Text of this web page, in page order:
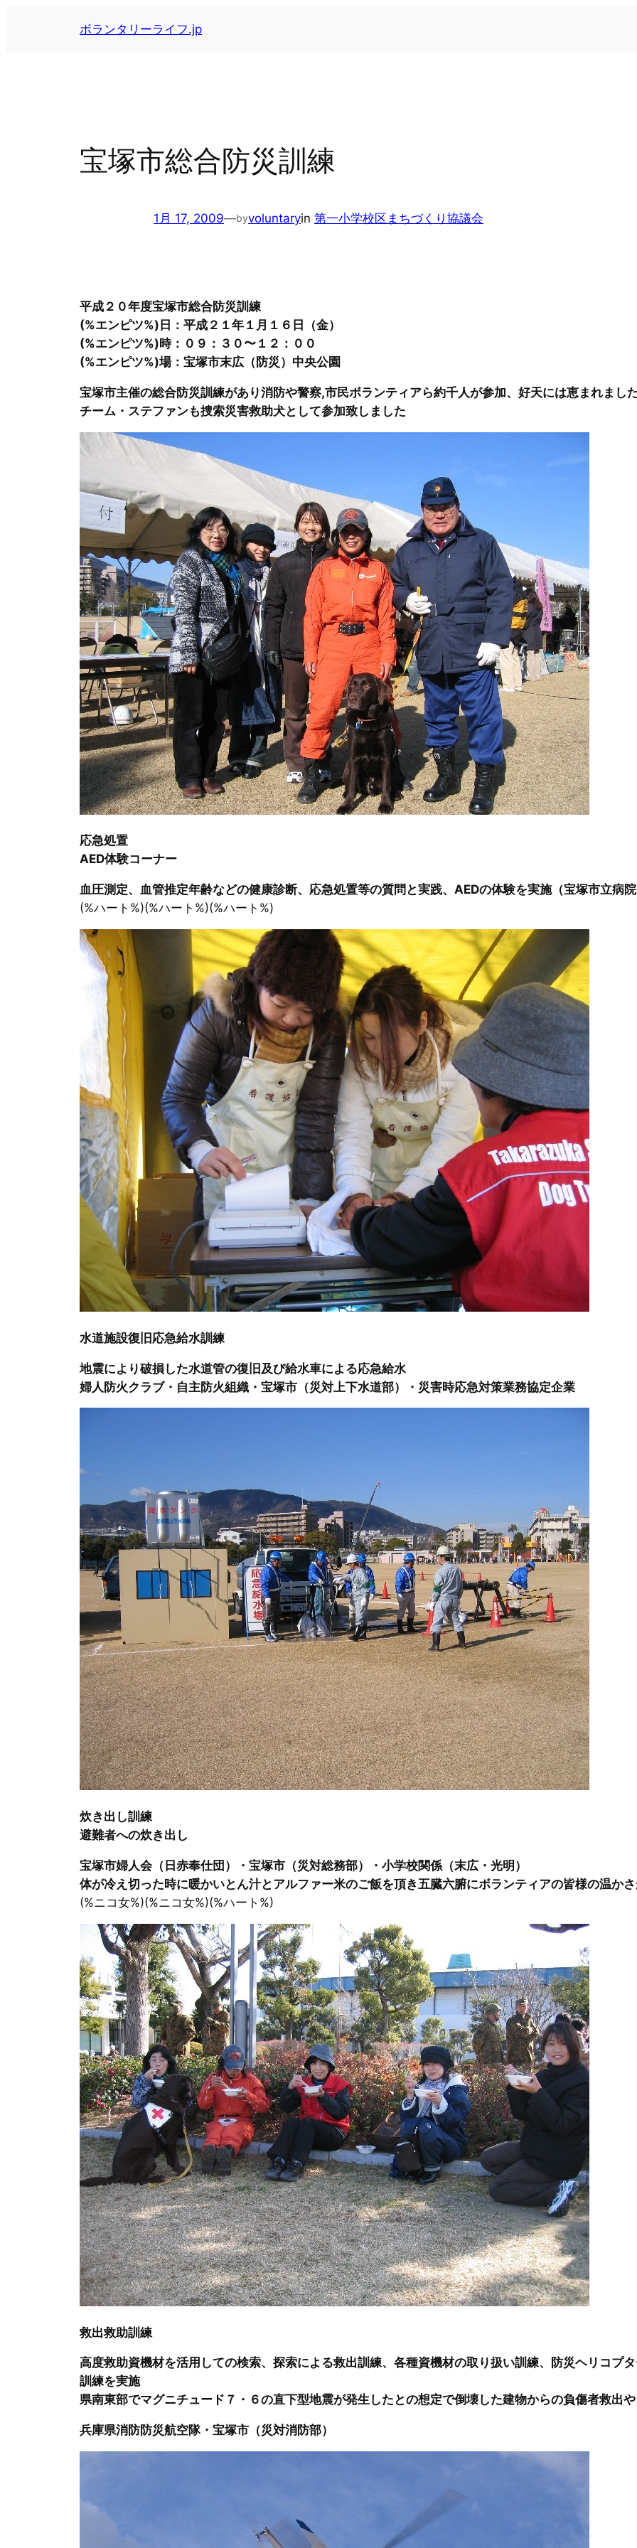
ボランタリーライフ.jp
宝塚市総合防災訓練
1月 17, 2009—byvoluntaryin 第一小学校区まちづくり協議会
平成２０年度宝塚市総合防災訓練
(%エンピツ%)日：平成２１年１月１６日（金）
(%エンピツ%)時：０９：３０〜１２：００
(%エンピツ%)場：宝塚市末広（防災）中央公園
宝塚市主催の総合防災訓練があり消防や警察,市民ボランティアら約千人が参加、好天には恵まれまし
チーム・ステファンも捜索災害救助犬として参加致しました
応急処置
AED体験コーナー
血圧測定、血管推定年齢などの健康診断、応急処置等の質問と実践、AEDの体験を実施（宝塚市立病
(%ハート%)(%ハート%)(%ハート%)
水道施設復旧応急給水訓練
地震により破損した水道管の復旧及び給水車による応急給水
婦人防火クラブ・自主防火組織・宝塚市（災対上下水道部）・災害時応急対策業務協定企業
炊き出し訓練
避難者への炊き出し
宝塚市婦人会（日赤奉仕団）・宝塚市（災対総務部）・小学校関係（末広・光明）
体が冷え切った時に暖かいとん汁とアルファー米のご飯を頂き五臓六腑にボランティアの皆様の温か
(%ニコ女%)(%ニコ女%)(%ハート%)
救出救助訓練
高度救助資機材を活用しての検索、探索による救出訓練、各種資機材の取り扱い訓練、防災ヘリコプ
訓練を実施
県南東部でマグニチュード７・６の直下型地震が発生したとの想定で倒壊した建物からの負傷者救出
兵庫県消防防災航空隊・宝塚市（災対消防部）